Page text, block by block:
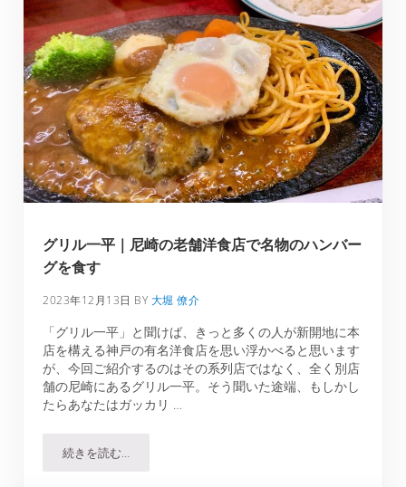
グリル一平｜尼崎の老舗洋食店で名物のハンバー
グを食す
2023年12月13日 BY 大堀 僚介
「グリル一平」と聞けば、きっと多くの人が新開地に本
店を構える神戸の有名洋食店を思い浮かべると思います
が、今回ご紹介するのはその系列店ではなく、全く別店
舗の尼崎にあるグリル一平。そう聞いた途端、もしかし
たらあなたはガッカリ …
続きを読む…グリル一平｜尼崎の老舗洋食店で名物のハンバーグを食す